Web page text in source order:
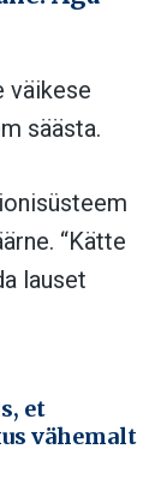
väikese
säästa.
“Kätte
lauset
et
vähemalt